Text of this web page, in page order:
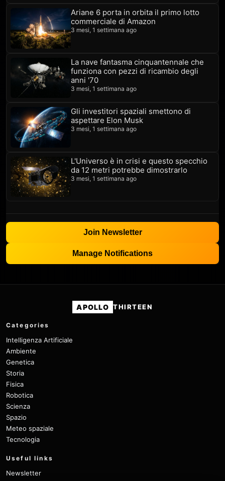
Ariane 6 porta in orbita il primo lotto
commerciale di Amazon
3 mesi, 1 settimana ago
La nave fantasma cinquantennale che
funziona con pezzi di ricambio degli
anni '70
3 mesi, 1 settimana ago
Gli investitori spaziali smettono di
aspettare Elon Musk
3 mesi, 1 settimana ago
L'Universo è in crisi e questo specchio
da 12 metri potrebbe dimostrarlo
3 mesi, 1 settimana ago
Join Newsletter
Manage Notifications
APOLLO THIRTEEN
Categories
Intelligenza Artificiale
Ambiente
Genetica
Storia
Fisica
Robotica
Scienza
Spazio
Meteo spaziale
Tecnologia
Useful links
Newsletter